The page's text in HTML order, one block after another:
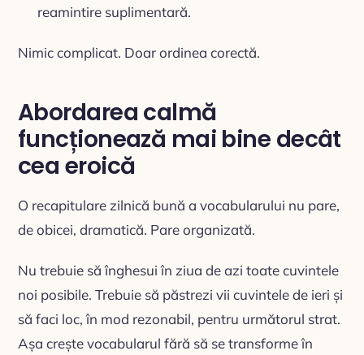
reamintire suplimentară.
Nimic complicat. Doar ordinea corectă.
Abordarea calmă
funcționează mai bine decât
cea eroică
O recapitulare zilnică bună a vocabularului nu pare,
de obicei, dramatică. Pare organizată.
Nu trebuie să înghesui în ziua de azi toate cuvintele
noi posibile. Trebuie să păstrezi vii cuvintele de ieri și
să faci loc, în mod rezonabil, pentru următorul strat.
Așa crește vocabularul fără să se transforme în